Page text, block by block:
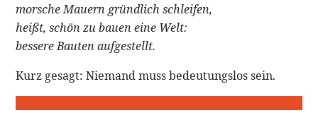
morsche Mauern gründlich schleifen,
heißt, schön zu bauen eine Welt:
bessere Bauten aufgestellt.
Kurz gesagt: Niemand muss bedeutungslos sein.